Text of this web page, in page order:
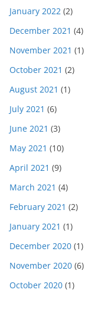
January 2022 (2)
December 2021 (4)
November 2021 (1)
October 2021 (2)
August 2021 (1)
July 2021 (6)
June 2021 (3)
May 2021 (10)
April 2021 (9)
March 2021 (4)
February 2021 (2)
January 2021 (1)
December 2020 (1)
November 2020 (6)
October 2020 (1)